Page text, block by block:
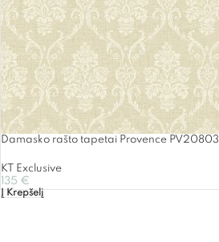
Damasko rašto tapetai Provence PV20803
KT Exclusive
135 €
Į Krepšelį